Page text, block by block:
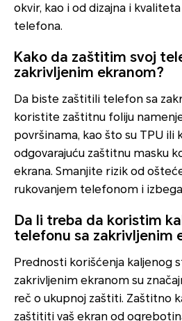
okvir, kao i od dizajna i
telefona.
Kako da zaštitim svoj
zakrivljenim ekranom?
Da biste zaštitili telefon sa
koristite zaštitnu foliju
površinama, kao što su TPU ili
odgovarajuću zaštitnu masku
ekrana. Smanjite rizik od
rukovanjem telefonom i
Da li treba da koristim
telefonu sa zakrivljenim
Prednosti korišćenja kaljenog
zakrivljenim ekranom su
reč o ukupnoj zaštiti. Zaštitno
zaštititi vaš ekran od